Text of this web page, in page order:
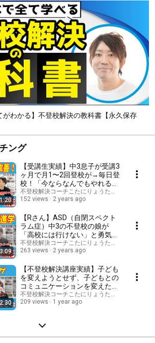
がわかる】不登校解決の教科書【永久保存
ング
【受講生実績】中3息子が受講3
ヶ月で月1〜2回登校が→毎日登
校！「今ならなんでもやれるよ
うな気がする」と自己肯定感も
向上する発言も│コーチング的
不登校解決コーチこたにりょうたの口コミ-不登
152 views
2 years ago
【Rさん】ASD（自閉スペクト
ラム症）中3の不登校の娘が
「高校には行けない」と勇気を
失っていた状態から、たった3
ヶ月で「この学校に行けるよう
ら通信制高校を選択した方法
不登校解決コーチこたにりょうたの口コミ-不登
263 views
2 years ago
【不登校解決講座実績】子ども
を変えようとせず、子どもとの
コミュニケーションを変えただ
けで、子どもの自己肯定感が高
まった方法とは【Jさん】
不登校解決コーチこたにりょうたの口コミ-不登
209 views
1 year ago